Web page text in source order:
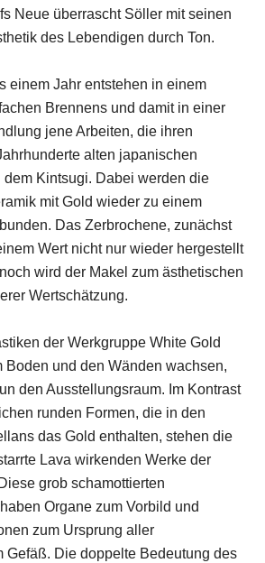
Neue überrascht Söller mit seinen
des Lebendigen durch Ton.
einem Jahr entstehen in einem
Brennens und damit in einer
jene Arbeiten, die ihren
alten japanischen
dem Kintsugi. Dabei werden die
mit Gold wieder zu einem
Das Zerbrochene, zunächst
Wert nicht nur wieder hergestellt
wird der Makel zum ästhetischen
Wertschätzung.
der Werkgruppe White Gold
Boden und den Wänden wachsen,
den Ausstellungsraum. Im Kontrast
runden Formen, die in den
das Gold enthalten, stehen die
Lava wirkenden Werke der
grob schamottierten
Organe zum Vorbild und
zum Ursprung aller
Gefäß. Die doppelte Bedeutung des